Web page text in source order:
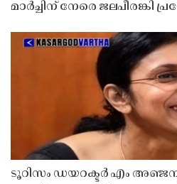
മാർച്ചിന് നേരെ ജലപീരങ്കി
ടൂറിസം ഡയറക്ടർ എം